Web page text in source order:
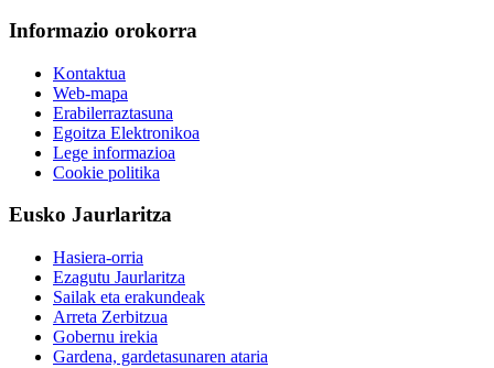
Informazio orokorra
Kontaktua
Web-mapa
Erabilerraztasuna
Egoitza Elektronikoa
Lege informazioa
Cookie politika
Eusko Jaurlaritza
Hasiera-orria
Ezagutu Jaurlaritza
Sailak eta erakundeak
Arreta Zerbitzua
Gobernu irekia
Gardena, gardetasunaren ataria